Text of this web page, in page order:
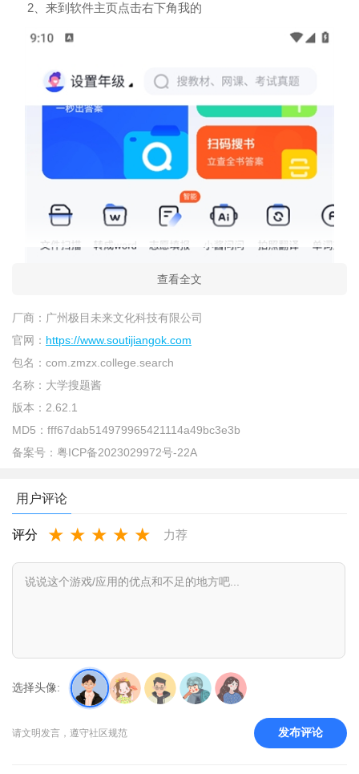
2、来到软件主页点击右下角我的
查看全文
厂商： 广州极目未来文化科技有限公司
官网： https://www.soutijiangok.com
包名： com.zmzx.college.search
名称： 大学搜题酱
版本： 2.62.1
MD5： fff67dab514979965421114a49bc3e3b
备案号： 粤ICP备2023029972号-22A
用户评论
评分 ★ ★ ★ ★ ★ 力荐
选择头像:
请文明发言，遵守社区规范 发布评论